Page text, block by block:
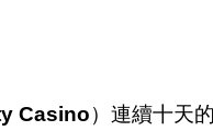
Casino）連續十天